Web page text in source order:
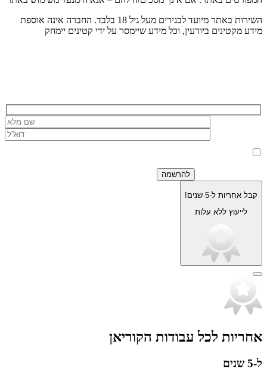
השירות באתר מיועד לבגירים מעל גיל 18 בלבד. החברה אינה אוספת
מידע מקטינים ביודעין, וכל מידע שיימסר על ידי קטינים יימחק
קבל אחריות ל-5 שנים!
לייעוץ ללא עלות
אחריות לכל עבודות הקוריאן
ל-5 שנים